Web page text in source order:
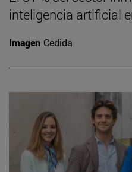
inteligencia artificial
Imagen Cedida